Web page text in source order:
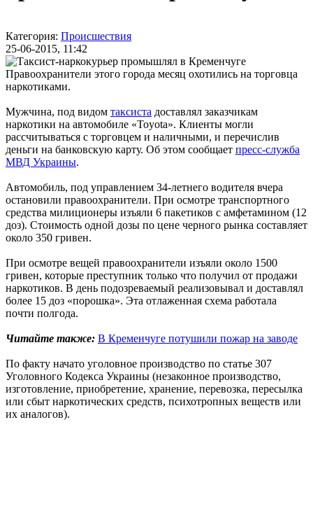
Категория: Происшествия
25-06-2015, 11:42
Правоохранители этого города месяц охотились на торговца
наркотиками.
Мужчина, под видом таксиста доставлял заказчикам
наркотики на автомобиле «Toyota». Клиенты могли
рассчитываться с торговцем и наличными, и перечислив
деньги на банковскую карту. Об этом сообщает пресс-служба
МВД Украины.
Автомобиль, под управлением 34-летнего водителя вчера
остановили правоохранители. При осмотре транспортного
средства милиционеры изъяли 6 пакетиков с амфетамином (12
доз). Стоимость одной дозы по цене черного рынка составляет
около 350 гривен.
При осмотре вещей правоохранители изъяли около 1500
гривен, которые преступник только что получил от продажи
наркотиков. В день подозреваемый реализовывал и доставлял
более 15 доз «порошка». Эта отлаженная схема работала
почти полгода.
Читайте также: В Кременчуге потушили пожар на заводе
По факту начато уголовное производство по статье 307
Уголовного Кодекса Украины (незаконное производство,
изготовление, приобретение, хранение, перевозка, пересылка
или сбыт наркотических средств, психотропных веществ или
их аналогов).